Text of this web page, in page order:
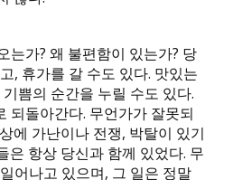
는가? 왜 불편함이 있는가? 당
, 휴가를 갈 수도 있다. 맛있는
쁨의 순간을 누릴 수도 있다.
되돌아간다. 무언가가 잘못되
에 가난이나 전쟁, 박탈이 있기
은 항상 당신과 함께 있었다. 무
어나고 있으며, 그 일은 정말